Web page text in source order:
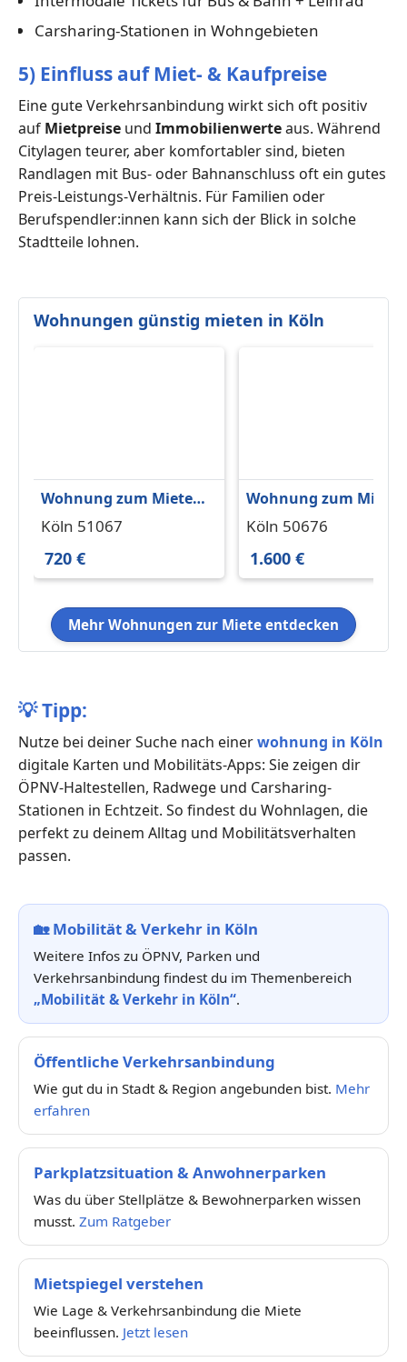
Carsharing-Stationen in Wohngebieten
5) Einfluss auf Miet- & Kaufpreise
Eine gute Verkehrsanbindung wirkt sich oft positiv
auf Mietpreise und Immobilienwerteaus. Während
Citylagen teurer, aber komfortabler sind, bieten
Randlagen mit Bus- oder Bahnanschluss oft ein gutes
Preis-Leistungs-Verhältnis. Für Familien oder
Berufspendler:innen kann sich der Blick in solche
Stadtteile lohnen.
Wohnungen günstig mieten in Köln
Wohnung zum Mieten
in Köln 720 € 62.5 m²
Köln 51067
720 €
Wohnung zum Mieten
in Köln 1.600 € 82 m²
Köln 50676
1.600 €
Mehr Wohnungen zur Miete entdecken
💡Tipp:
Nutze bei deiner Suche nach einerwohnung in Köln
digitale Karten und Mobilitäts-Apps: Sie zeigen dir
ÖPNV-Haltestellen, Radwege und Carsharing-
Stationen in Echtzeit. So findest du Wohnlagen, die
perfekt zu deinem Alltag und Mobilitätsverhalten
passen.
🏡Mobilität & Verkehr in Köln
Weitere Infos zu ÖPNV, Parken und
Verkehrsanbindung findest du im Themenbereich
„Mobilität & Verkehr in Köln“.
Öffentliche Verkehrsanbindung
Wie gut du in Stadt & Region angebunden bist. Mehr
erfahren
Parkplatzsituation & Anwohnerparken
Was du über Stellplätze & Bewohnerparken wissen
musst. Zum Ratgeber
Mietspiegel verstehen
Wie Lage & Verkehrsanbindung die Miete
beeinflussen. Jetzt lesen